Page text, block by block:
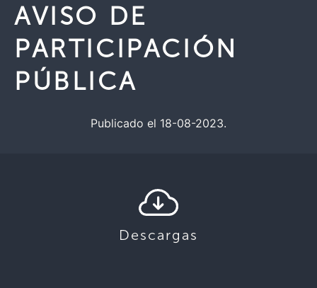
AVISO DE
PARTICIPACIÓN
PÚBLICA
Publicado el 18-08-2023.
Descargas